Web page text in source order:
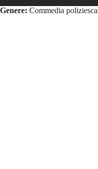
Genere: Commedia poliziesca